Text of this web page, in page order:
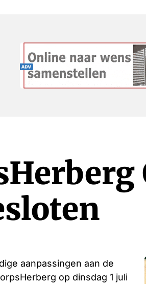
aanpassingen aan de
op dinsdag 1 juli